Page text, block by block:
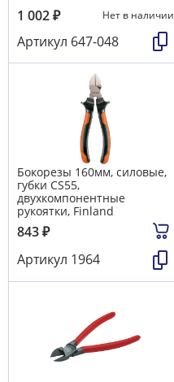
1 002₽ Нет в наличии
Артикул 647-048
Бокорезы 160мм, силовые,
губки CS55,
двухкомпонентные
рукоятки, Finland
843₽
Артикул 1964